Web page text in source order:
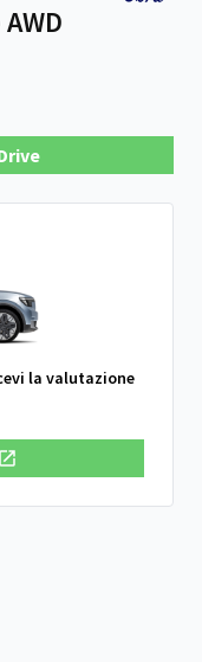
la valutazione